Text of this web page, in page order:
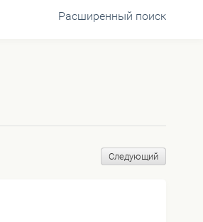
Расширенный поиск
Следующий